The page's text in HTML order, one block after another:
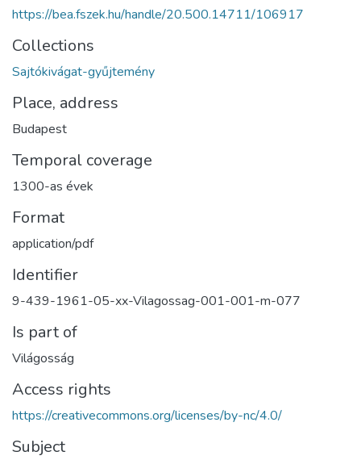
https://bea.fszek.hu/handle/20.500.14711/106917
Collections
Sajtókivágat-gyűjtemény
Place, address
Budapest
Temporal coverage
1300-as évek
Format
application/pdf
Identifier
9-439-1961-05-xx-Vilagossag-001-001-m-077
Is part of
Világosság
Access rights
https://creativecommons.org/licenses/by-nc/4.0/
Subject